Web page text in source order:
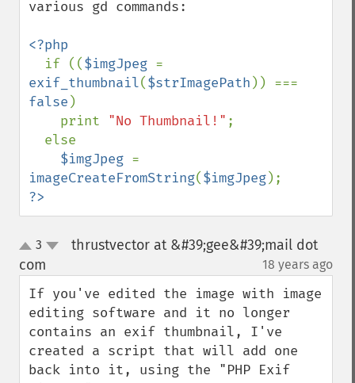
various gd commands:
<?php
if (($imgJpeg
exif_thumbnail($strImagePath
false )
    print
"No Thumbnail!" ;
$imgJpeg
imageCreateFromString($imgJpeg
?>
up3
thrustvector at &#39;gee&#39;mail dot
com
18 years ago
If you've edited the image with image
editing software and it no longer
contains an exif thumbnail, I've
created a script that will add one
back into it, using the "PHP Exif